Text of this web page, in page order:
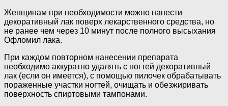
Женщинам при необходимости можно нанести
декоративный лак поверх лекарственного средства, но
не ранее чем через 10 минут после полного высыхания
Офломил лака.
При каждом повторном нанесении препарата
необходимо аккуратно удалять с ногтей декоративный
лак (если он имеется), с помощью пилочек обрабатывать
пораженные участки ногтей, очищать и обезжиривать
поверхность спиртовыми тампонами.